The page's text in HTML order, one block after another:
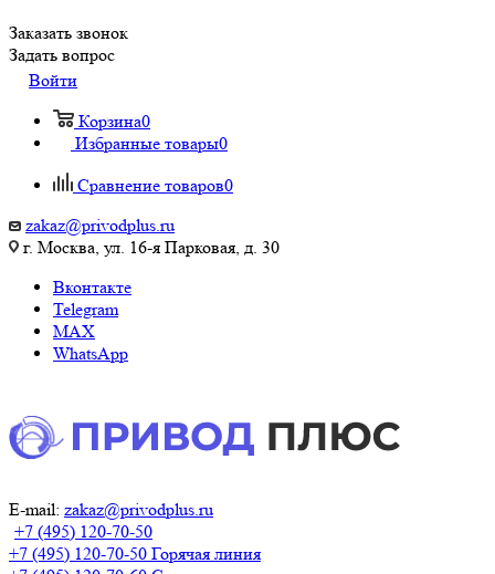
Заказать звонок
Задать вопрос
Войти
Корзина0
Избранные товары0
Сравнение товаров0
zakaz@privodplus.ru
г. Москва, ул. 16-я Парковая, д. 30
Вконтакте
Telegram
MAX
WhatsApp
E-mail: zakaz@privodplus.ru
+7 (495) 120-70-50
+7 (495) 120-70-50 Горячая линия